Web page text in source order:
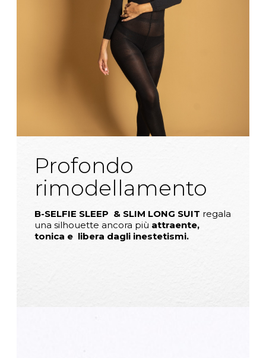
Profondo
rimodellamento
B-SELFIE SLEEP & SLIM LONG SUIT regala
una silhouette ancora più attraente,
tonica e libera dagli inestetismi.